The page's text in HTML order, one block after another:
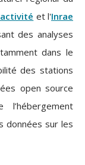
et l'Inrae
des analyses
dans le
des stations
open source
données sur les